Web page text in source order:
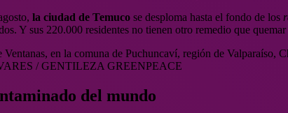
la ciudad de Temuco se desploma hasta el fondo de los
Y sus 220.000 residentes no tienen otro remedio que
/ GENTILEZA GREENPEACE
del mundo